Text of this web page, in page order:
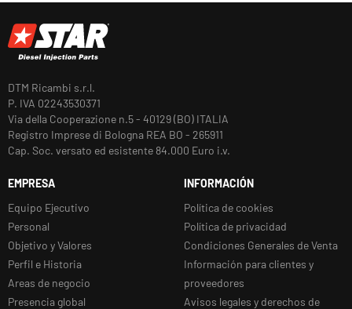
DTM Ricambi s.r.l.
P. IVA 02243530371
Via della Cooperazione n.5 - 40129 (BO) ITALIA
Registro Imprese di Bologna REA BO - 265911
Cap. Soc. versato ed esistente 84.000 Euro i.v.
EMPRESA
Equipo Ejecutivo
Personal
Objetivo y Valores
Perfil e Historia
Areas de negocio
Presencia global
INFORMACIÓN
Política de cookies
Política de privacidad
Condiciones Generales de Venta
Información para clientes y
proveedores
Avisos legales y derechos de